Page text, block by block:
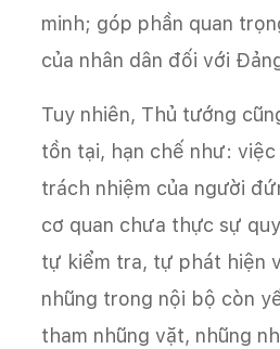
minh; góp phần quan
của nhân dân đối với
Tuy nhiên, Thủ tướng
tồn tại, hạn chế như:
trách nhiệm của người
cơ quan chưa thực sự
tự kiểm tra, tự phát hiện
nhũng trong nội bộ còn
tham nhũng vặt, nhũng